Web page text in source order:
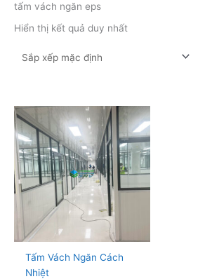
tấm vách ngăn eps
Hiển thị kết quả duy nhất
Tấm Vách Ngăn Cách
Nhiệt